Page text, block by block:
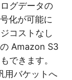
グデータの
化が可能に
コストなし
Amazon S3
できます。
用バケットへ